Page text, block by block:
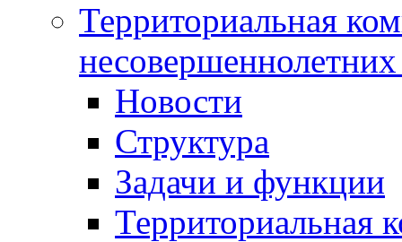
Территориальная
Новости
Структура
Задачи и функции
Территориальная